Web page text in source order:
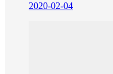
2020-02-04